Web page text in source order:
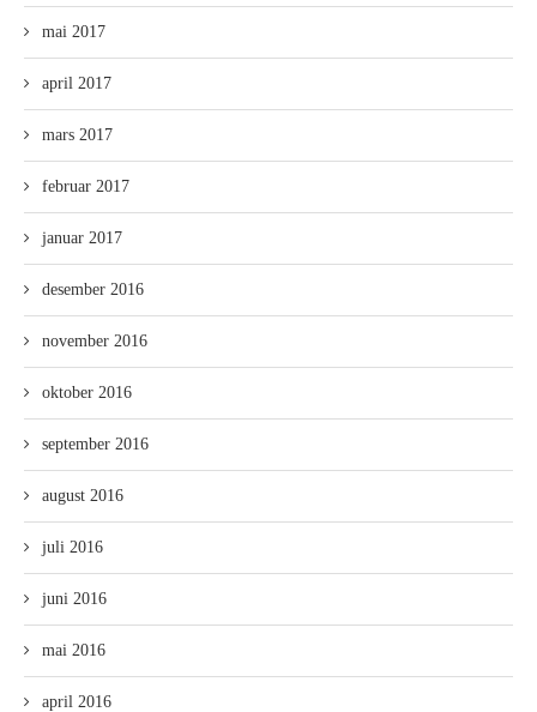
mai 2017
april 2017
mars 2017
februar 2017
januar 2017
desember 2016
november 2016
oktober 2016
september 2016
august 2016
juli 2016
juni 2016
mai 2016
april 2016